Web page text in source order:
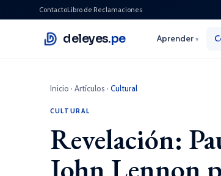
ContactoLibro de Reclamaciones
deleyes.pe Aprender ▾
Inicio · Artículos · Cultural
CULTURAL
Revelación: